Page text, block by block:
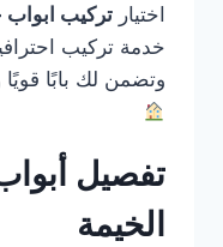
اختيار تركيب
خدمة تركيب
وتضمن لك بابًا
تفصيل
الخيمة